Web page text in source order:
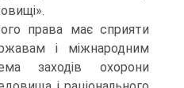
права має сприяти
і міжнародним
заходів охорони